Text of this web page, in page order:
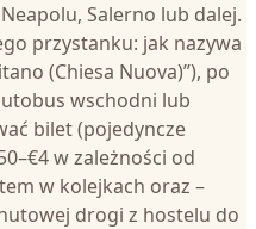
Salerno lub dalej.
przystanku: jak nazywa
(Chiesa Nuova)”), po
wschodni lub
bilet (pojedyncze
w zależności od
w kolejkach oraz –
drogi z hostelu do